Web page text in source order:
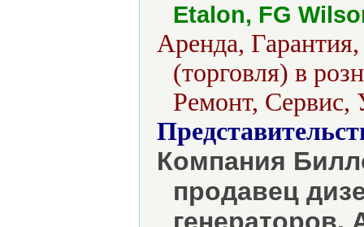
Etalon, FG
Аренда,
(торговля) в
Ремонт, Сервис,
Компания
продавец